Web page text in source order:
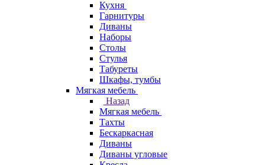
Кухня
Гарнитуры
Диваны
Наборы
Столы
Стулья
Табуреты
Шкафы, тумбы
Мягкая мебель
Назад
Мягкая мебель
Тахты
Бескаркасная
Диваны
Диваны угловые